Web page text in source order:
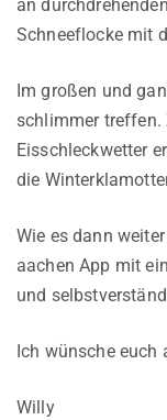
an
Schneeflocke mit
Im großen und
schlimmer treffen.
Eisschleckwetter
die
Wie es dann
aachen App mit
und
Ich wünsche euch
Willy